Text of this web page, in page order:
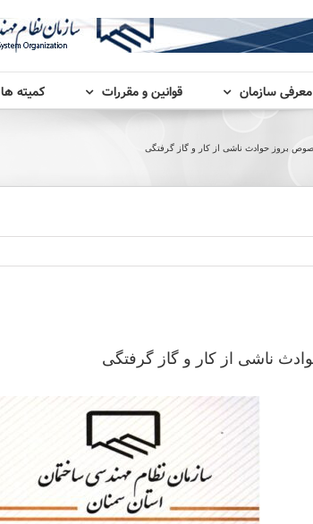
معرفی سازمان قوانین و مقررات کمیته ها
بروز حوادث ناشی از کار و گاز گرفتگی
ناشی از کار و گاز گرفتگی